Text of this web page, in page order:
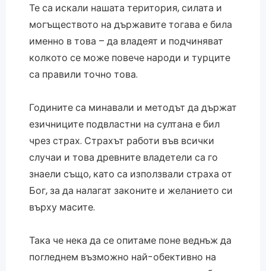
Те са искали нашата територия, силата и
могъществото на държавите тогава е била
именно в това – да владеят и подчиняват
колкото се може повече народи и турците
са правили точно това.
Годините са минавали и методът да държат
езичниците подвластни на султана е бил
чрез страх. Страхът работи във всички
случаи и това древните владетели са го
знаели също, като са използвали страха от
Бог, за да налагат законите и желанието си
върху масите.
Така че нека да се опитаме поне веднъж да
погледнем възможно най-обективно на